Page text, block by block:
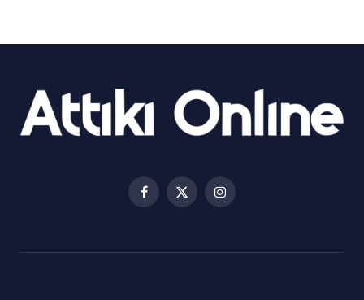
ΔΗΜΟΣ ΜΑΝΔΡΑΣ ΕΙΔΥΛΛΙΑΣ:
23.07.2026 | 14:58
Πολυχώρο ΙΡΙΣ
21.07.2026 | 14:01
Πώς έγινε η επίθεση στους δύο
Facebook
X
Instagram